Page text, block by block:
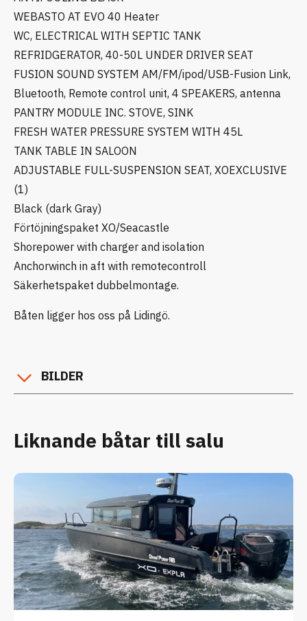
WEBASTO AT EVO 40 Heater
WC, ELECTRICAL WITH SEPTIC TANK
REFRIDGERATOR, 40-50L UNDER DRIVER SEAT
FUSION SOUND SYSTEM AM/FM/ipod/USB-Fusion Link,
Bluetooth, Remote control unit, 4 SPEAKERS, antenna
PANTRY MODULE INC. STOVE, SINK
FRESH WATER PRESSURE SYSTEM WITH 45L
TANK TABLE IN SALOON
ADJUSTABLE FULL-SUSPENSION SEAT, XOEXCLUSIVE
(1)
Black (dark Gray)
Förtöjningspaket XO/Seacastle
Shorepower with charger and isolation
Anchorwinch in aft with remotecontroll
Säkerhetspaket dubbelmontage.
Båten ligger hos oss på Lidingö.
BILDER
Liknande båtar till salu